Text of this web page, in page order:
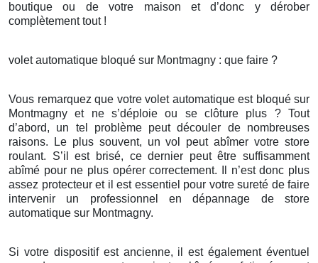
boutique ou de votre maison et d’donc y dérober
complètement tout !
volet automatique bloqué sur Montmagny : que faire ?
Vous remarquez que votre volet automatique est bloqué sur
Montmagny et ne s’déploie ou se clôture plus ? Tout
d’abord, un tel problème peut découler de nombreuses
raisons. Le plus souvent, un vol peut abîmer votre store
roulant. S’il est brisé, ce dernier peut être suffisamment
abîmé pour ne plus opérer correctement. Il n’est donc plus
assez protecteur et il est essentiel pour votre sureté de faire
intervenir un professionnel en dépannage de store
automatique sur Montmagny.
Si votre dispositif est ancienne, il est également éventuel